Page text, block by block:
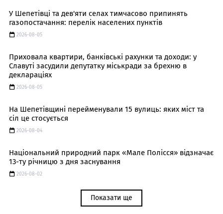
У Шепетівці та дев'яти селах тимчасово припинять
газопостачання: перелік населених пунктів
2026-08-05
Приховала квартири, банківські рахунки та доходи: у
Славуті засудили депутатку міськради за брехню в
деклараціях
2026-08-05
На Шепетівщині перейменували 15 вулиць: яких міст та
сіл це стосується
2026-08-04
Національний природний парк «Мале Полісся» відзначає
13-ту річницю з дня заснування
2026-08-02
Показати ще